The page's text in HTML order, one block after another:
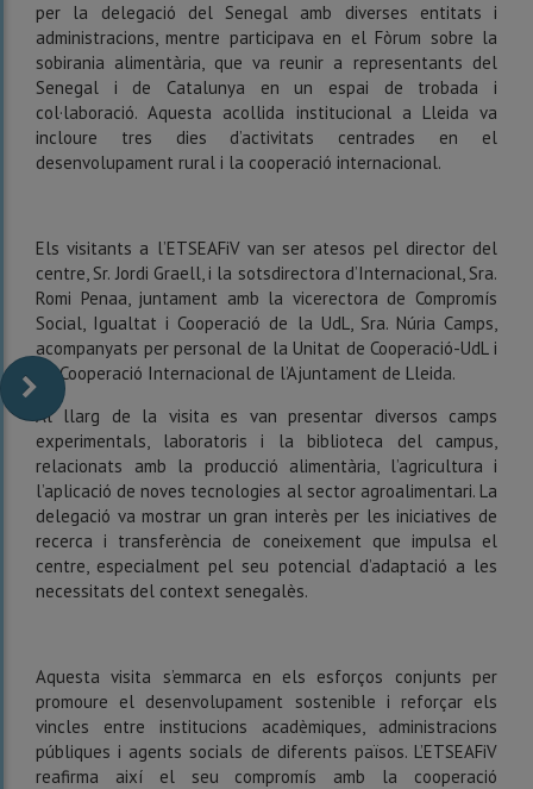
per la delegació del Senegal amb diverses entitats i
administracions, mentre participava en el Fòrum sobre la
sobirania alimentària, que va reunir a representants del
Senegal i de Catalunya en un espai de trobada i
col·laboració. Aquesta acollida institucional a Lleida va
incloure tres dies d’activitats centrades en el
desenvolupament rural i la cooperació internacional.
Els visitants a l’ETSEAFiV van ser atesos pel director del
centre, Sr. Jordi Graell, i la sotsdirectora d’Internacional, Sra.
Romi Penaa, juntament amb la vicerectora de Compromís
Social, Igualtat i Cooperació de la UdL, Sra. Núria Camps,
acompanyats per personal de la Unitat de Cooperació-UdL i
de Cooperació Internacional de l’Ajuntament de Lleida.
Al llarg de la visita es van presentar diversos camps
experimentals, laboratoris i la biblioteca del campus,
relacionats amb la producció alimentària, l’agricultura i
l’aplicació de noves tecnologies al sector agroalimentari. La
delegació va mostrar un gran interès per les iniciatives de
recerca i transferència de coneixement que impulsa el
centre, especialment pel seu potencial d’adaptació a les
necessitats del context senegalès.
Aquesta visita s’emmarca en els esforços conjunts per
promoure el desenvolupament sostenible i reforçar els
vincles entre institucions acadèmiques, administracions
públiques i agents socials de diferents països. L’ETSEAFiV
reafirma així el seu compromís amb la cooperació